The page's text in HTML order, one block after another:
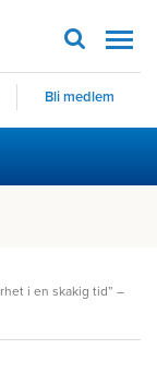
Bli medlem
i en skakig tid” –